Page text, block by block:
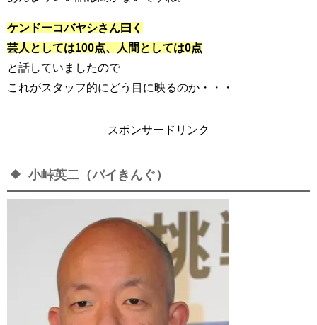
ケンドーコバヤシさん曰く
芸人としては100点、人間としては0点
と話していましたので
これがスタッフ的にどう目に映るのか・・・
スポンサードリンク
小峠英二（バイきんぐ）